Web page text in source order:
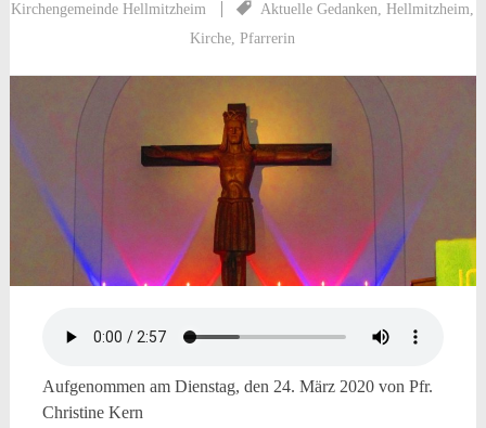
Kirchengemeinde Hellmitzheim
Aktuelle Gedanken,Hellmitzheim,
Kirche,Pfarrerin
Aufgenommen am Dienstag, den 24. März 2020 von Pfr.
Christine Kern